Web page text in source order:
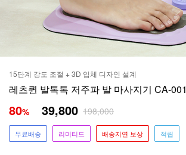
15단계 강도 조절 + 3D 입체 디자인 설계
레츠퀸 발톡톡 저주파 발 마사지기 CA-001
80% 39,800 198,000
무료배송 리미티드 배송지연 보상 적립